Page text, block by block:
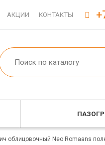
АКЦИИ КОНТАКТЫ
облицовочный Neo Romaans